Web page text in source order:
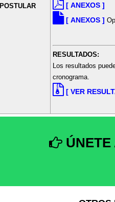
POSTULAR
[ ANEXOS ]
[ ANEXOS ]
RESULTADOS:
Los resultados
cronograma.
[ VER
ÚNETE